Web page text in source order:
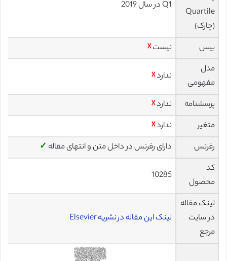
Quartile
(چارک)
Q1 در سال 2019
بیس نیست☓
مدل
مفهومی
ندارد☓
پرسشنامه ندارد☓
متغیر
ندارد☓
رفرنس
دارای رفرنس در داخل متن و انتهای مقاله ✓
کد
محصول
10285
لینک مقاله
در سایت
مرجع
لینک این مقاله در نشریه Elsevier